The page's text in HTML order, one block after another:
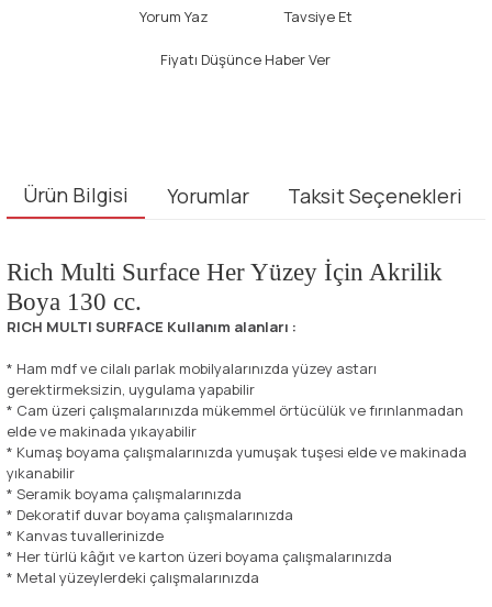
Yorum Yaz Tavsiye Et
Fiyatı Düşünce Haber Ver
Ürün Bilgisi Yorumlar Taksit Seçenekleri
Rich Multi Surface Her Yüzey İçin Akrilik
Boya 130 cc.
RICH MULTI SURFACE Kullanım alanları :
* Ham mdf ve cilalı parlak mobilyalarınızda yüzey astarı
gerektirmeksizin, uygulama yapabilir
* Cam üzeri çalışmalarınızda mükemmel örtücülük ve fırınlanmadan
elde ve makinada yıkayabilir
* Kumaş boyama çalışmalarınızda yumuşak tuşesi elde ve makinada
yıkanabilir
* Seramik boyama çalışmalarınızda
* Dekoratif duvar boyama çalışmalarınızda
* Kanvas tuvallerinizde
* Her türlü kâğıt ve karton üzeri boyama çalışmalarınızda
* Metal yüzeylerdeki çalışmalarınızda